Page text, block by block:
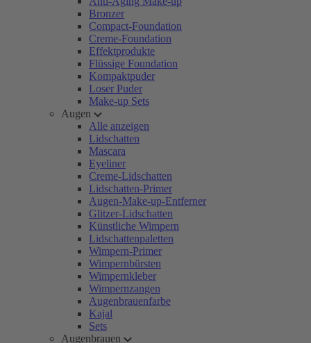
Bronzer
Compact-Foundation
Creme-Foundation
Effektprodukte
Flüssige Foundation
Kompaktpuder
Loser Puder
Make-up Sets
Augen
Alle anzeigen
Lidschatten
Mascara
Eyeliner
Creme-Lidschatten
Lidschatten-Primer
Augen-Make-up-Entferner
Glitzer-Lidschatten
Künstliche Wimpern
Lidschattenpaletten
Wimpern-Primer
Wimpernbürsten
Wimpernkleber
Wimpernzangen
Augenbrauenfarbe
Kajal
Sets
Augenbrauen